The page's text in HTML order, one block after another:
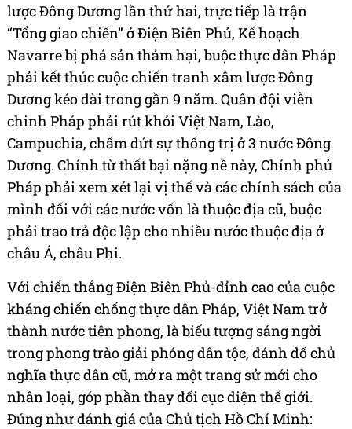
lược Đông Dương lần thứ hai, trực tiếp là trận
“Tổng giao chiến” ở Điện Biên Phủ, Kế hoạch
Navarre bị phá sản thảm hại, buộc thực dân Pháp
phải kết thúc cuộc chiến tranh xâm lược Đông
Dương kéo dài trong gần 9 năm. Quân đội viễn
chinh Pháp phải rút khỏi Việt Nam, Lào,
Campuchia, chấm dứt sự thống trị ở 3 nước Đông
Dương. Chính từ thất bại nặng nề này, Chính phủ
Pháp phải xem xét lại vị thế và các chính sách của
mình đối với các nước vốn là thuộc địa cũ, buộc
phải trao trả độc lập cho nhiều nước thuộc địa ở
châu Á, châu Phi.
Với chiến thắng Điện Biên Phủ-đỉnh cao của cuộc
kháng chiến chống thực dân Pháp, Việt Nam trở
thành nước tiên phong, là biểu tượng sáng ngời
trong phong trào giải phóng dân tộc, đánh đổ chủ
nghĩa thực dân cũ, mở ra một trang sử mới cho
nhân loại, góp phần thay đổi cục diện thế giới.
Đúng như đánh giá của Chủ tịch Hồ Chí Minh: